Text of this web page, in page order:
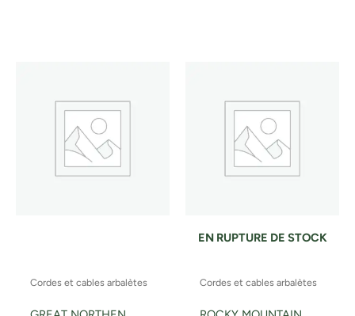
Cordes et cables arbalètes
EN RUPTURE DE STOCK
Cordes et cables arbalètes